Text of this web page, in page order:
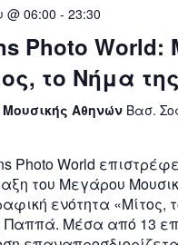
@ 06:00 -23:30
Photo
το Νήμα
Αθηνών Βασ.
Photo World
του Μεγάρου
ενότητα «Μίτος,
Μέσα από 13